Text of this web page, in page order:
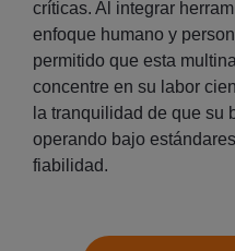
críticas. Al integrar
enfoque humano y
permitido que esta
concentre en su labor
la tranquilidad de que su
operando bajo
fiabilidad.